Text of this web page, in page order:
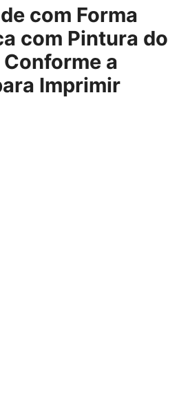
com Forma
com Pintura do
a
Imprimir